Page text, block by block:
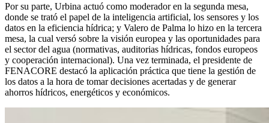
Por su parte, Urbina actuó como moderador en la segunda mesa,
donde se trató el papel de la inteligencia artificial, los sensores y los
datos en la eficiencia hídrica; y Valero de Palma lo hizo en la tercera
mesa, la cual versó sobre la visión europea y las oportunidades para
el sector del agua (normativas, auditorias hídricas, fondos europeos
y cooperación internacional). Una vez terminada, el presidente de
FENACORE destacó la aplicación práctica que tiene la gestión de
los datos a la hora de tomar decisiones acertadas y de generar
ahorros hídricos, energéticos y económicos.